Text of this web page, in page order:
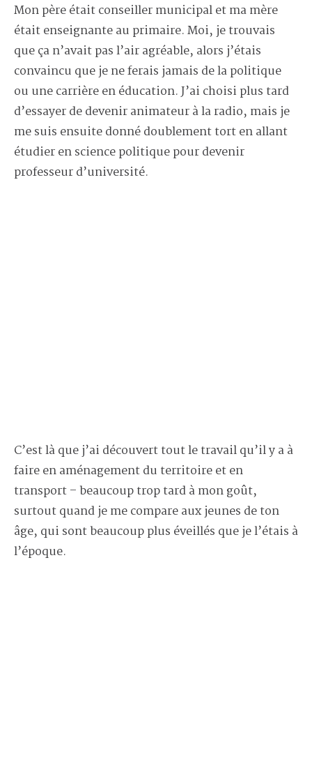
Mon père était conseiller municipal et ma mère
était enseignante au primaire. Moi, je trouvais
que ça n’avait pas l’air agréable, alors j’étais
convaincu que je ne ferais jamais de la politique
ou une carrière en éducation. J’ai choisi plus tard
d’essayer de devenir animateur à la radio, mais je
me suis ensuite donné doublement tort en allant
étudier en science politique pour devenir
professeur d’université.
C’est là que j’ai découvert tout le travail qu’il y a à
faire en aménagement du territoire et en
transport – beaucoup trop tard à mon goût,
surtout quand je me compare aux jeunes de ton
âge, qui sont beaucoup plus éveillés que je l’étais à
l’époque.